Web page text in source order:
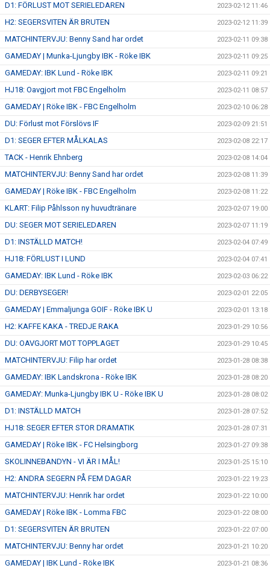
D1: FÖRLUST MOT SERIELEDAREN 2023-02-12 11:46
H2: SEGERSVITEN ÄR BRUTEN 2023-02-12 11:39
MATCHINTERVJU: Benny Sand har ordet 2023-02-11 09:38
GAMEDAY | Munka-Ljungby IBK - Röke IBK 2023-02-11 09:25
GAMEDAY: IBK Lund - Röke IBK 2023-02-11 09:21
HJ18: Oavgjort mot FBC Engelholm 2023-02-11 08:57
GAMEDAY | Röke IBK - FBC Engelholm 2023-02-10 06:28
DU: Förlust mot Förslövs IF 2023-02-09 21:51
D1: SEGER EFTER MÅLKALAS 2023-02-08 22:17
TACK - Henrik Ehnberg 2023-02-08 14:04
MATCHINTERVJU: Benny Sand har ordet 2023-02-08 11:39
GAMEDAY | Röke IBK - FBC Engelholm 2023-02-08 11:22
KLART: Filip Påhlsson ny huvudtränare 2023-02-07 19:00
DU: SEGER MOT SERIELEDAREN 2023-02-07 11:19
D1: INSTÄLLD MATCH! 2023-02-04 07:49
HJ18: FÖRLUST I LUND 2023-02-04 07:41
GAMEDAY: IBK Lund - Röke IBK 2023-02-03 06:22
DU: DERBYSEGER! 2023-02-01 22:05
GAMEDAY | Emmaljunga GOIF - Röke IBK U 2023-02-01 13:18
H2: KAFFE KAKA - TREDJE RAKA 2023-01-29 10:56
DU: OAVGJORT MOT TOPPLAGET 2023-01-29 10:45
MATCHINTERVJU: Filip har ordet 2023-01-28 08:38
GAMEDAY: IBK Landskrona - Röke IBK 2023-01-28 08:20
GAMEDAY: Munka-Ljungby IBK U - Röke IBK U 2023-01-28 08:02
D1: INSTÄLLD MATCH 2023-01-28 07:52
HJ18: SEGER EFTER STOR DRAMATIK 2023-01-28 07:31
GAMEDAY | Röke IBK - FC Helsingborg 2023-01-27 09:38
SKOLINNEBANDYN - VI ÄR I MÅL! 2023-01-25 15:10
H2: ANDRA SEGERN PÅ FEM DAGAR 2023-01-22 19:23
MATCHINTERVJU: Henrik har ordet 2023-01-22 10:00
GAMEDAY | Röke IBK - Lomma FBC 2023-01-22 08:00
D1: SEGERSVITEN ÄR BRUTEN 2023-01-22 07:00
MATCHINTERVJU: Benny har ordet 2023-01-21 10:20
GAMEDAY | IBK Lund - Röke IBK 2023-01-21 08:36